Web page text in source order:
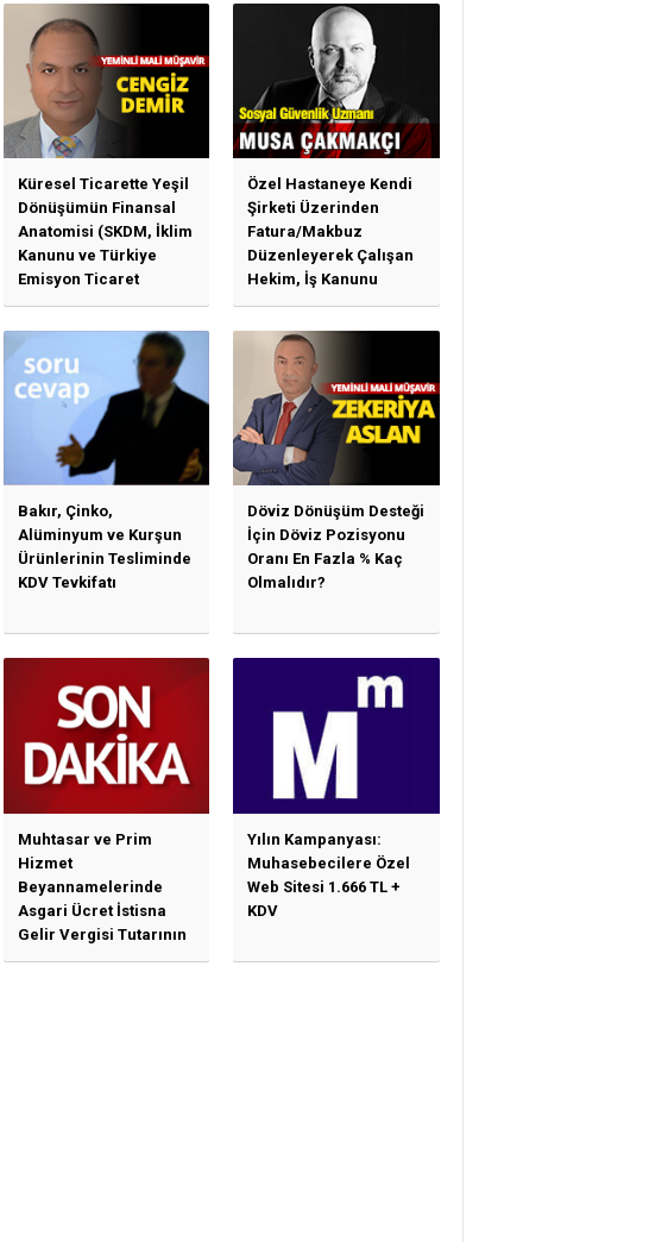
Küresel Ticarette Yeşil
Dönüşümün Finansal
Anatomisi (SKDM, İklim
Kanunu ve Türkiye
Emisyon Ticaret
Sistemi (TR-ETS)
Özel Hastaneye Kendi
Şirketi Üzerinden
Fatura/Makbuz
Düzenleyerek Çalışan
Hekim, İş Kanunu
Hükümlerinden
Bakır, Çinko,
Alüminyum ve Kurşun
Ürünlerinin Tesliminde
KDV Tevkifatı
Döviz Dönüşüm Desteği
İçin Döviz Pozisyonu
Oranı En Fazla % Kaç
Olmalıdır?
Muhtasar ve Prim
Hizmet
Beyannamelerinde
Asgari Ücret İstisna
Gelir Vergisi Tutarının
Güncellenmesine
Yılın Kampanyası:
Muhasebecilere Özel
Web Sitesi 1.666 TL +
KDV